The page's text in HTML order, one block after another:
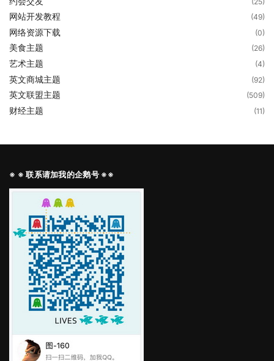
网站开发教程 (49)
网络资源下载 (0)
美食主题 (26)
艺术主题 (4)
英文商城主题 (92)
英文联盟主题 (509)
财经主题 (11)
※ ※ 联系请加我的企鹅号 ※※